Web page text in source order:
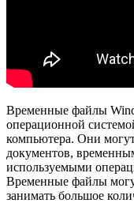
Временные файлы
операционной
компьютера. Они
документов,
используемыми
Временные файлы
занимать большое